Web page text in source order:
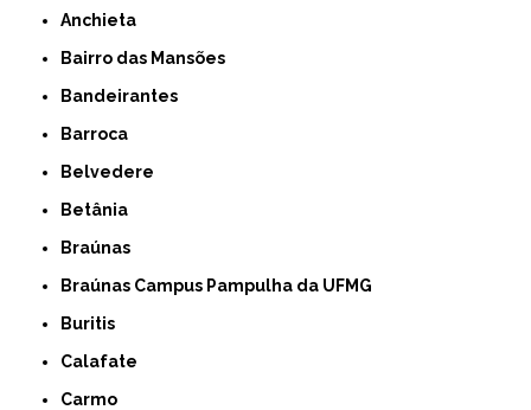
Anchieta
Bairro das Mansões
Bandeirantes
Barroca
Belvedere
Betânia
Braúnas
Braúnas Campus Pampulha da UFMG
Buritis
Calafate
Carmo